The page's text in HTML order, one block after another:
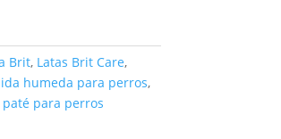
Brit, Latas Brit Care,
humeda para perros,
paté para perros